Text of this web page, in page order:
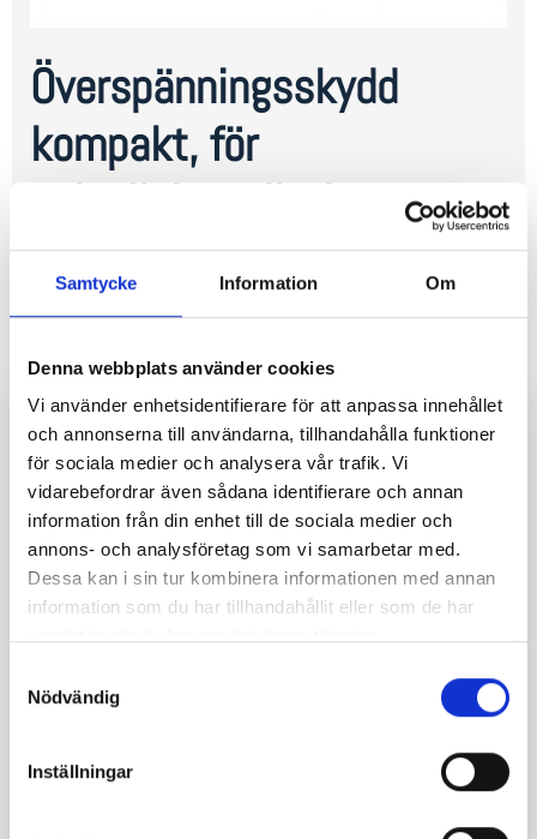
Samtycke Information Om
Denna webbplats använder cookies
Vi använder enhetsidentifierare för att anpassa innehållet
och annonserna till användarna, tillhandahålla funktioner
för sociala medier och analysera vår trafik. Vi
vidarebefordrar även sådana identifierare och annan
information från din enhet till de sociala medier och
annons- och analysföretag som vi samarbetar med.
Dessa kan i sin tur kombinera informationen med annan
information som du har tillhandahållit eller som de har
Nödvändig
Inställningar
Överspänningsskydd
kompakt, för
solcellsinstallationer
MANUAL DATABLAD
Kompakt kapsling med solcellsskydd (PV ÅSK SOL
1 och PV ÅSK SOL 2)
Elrond presenterar en färdig låda med mellanskydd
1100VDC. Komplett med kapsling,
överspänningsskydd, MC4 anslutningar och kablage
31:2019.